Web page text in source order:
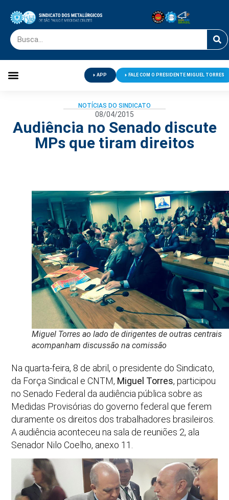
APP FALE COM O PRESIDENTE MIGUEL TORRES
NOTÍCIAS DO SINDICATO
08/04/2015
Audiência no Senado discute
MPs que tiram direitos
Miguel Torres ao lado de dirigentes de outras centrais
acompanham discussão na comissão
Na quarta-feira, 8 de abril, o presidente do Sindicato,
da Força Sindical e CNTM, Miguel Torres, participou
no Senado Federal da audiência pública sobre as
Medidas Provisórias do governo federal que ferem
duramente os direitos dos trabalhadores brasileiros.
A audiência aconteceu na sala de reuniões 2, ala
Senador Nilo Coelho, anexo 11.